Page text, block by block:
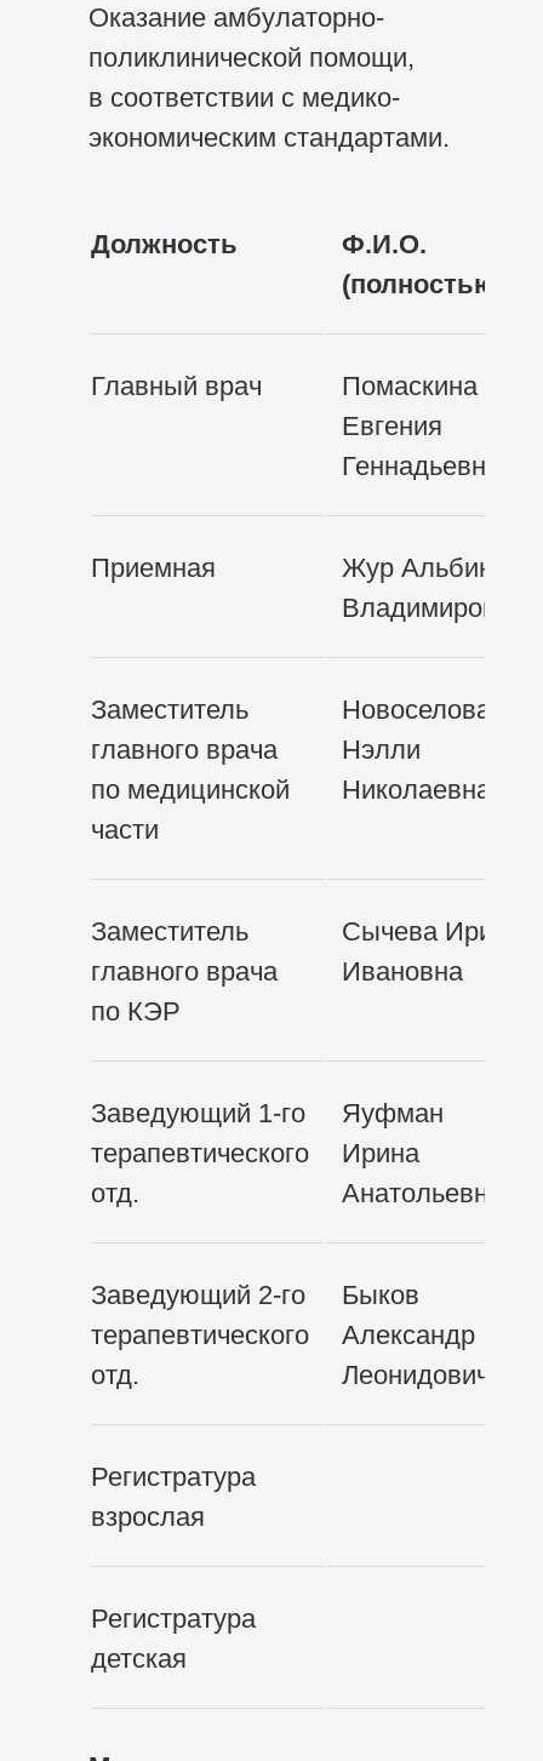
Оказание амбулаторно-
поликлинической помощи,
в соответствии с медико-
экономическим стандартами.
Должность
Ф.И.О.
(полностью)
Главный врач
Помаскина
Евгения
Геннадьевна
Приемная
Жур Альбина
Владимировна
Заместитель
главного врача
по медицинской
части
Новоселова
Нэлли
Николаевна
Заместитель
главного врача
по КЭР
Сычева Ирина
Ивановна
Заведующий 1-го
терапевтического
отд.
Яуфман
Ирина
Анатольевна
Заведующий 2-го
терапевтического
отд.
Быков
Александр
Леонидович
Регистратура
взрослая
Регистратура
детская